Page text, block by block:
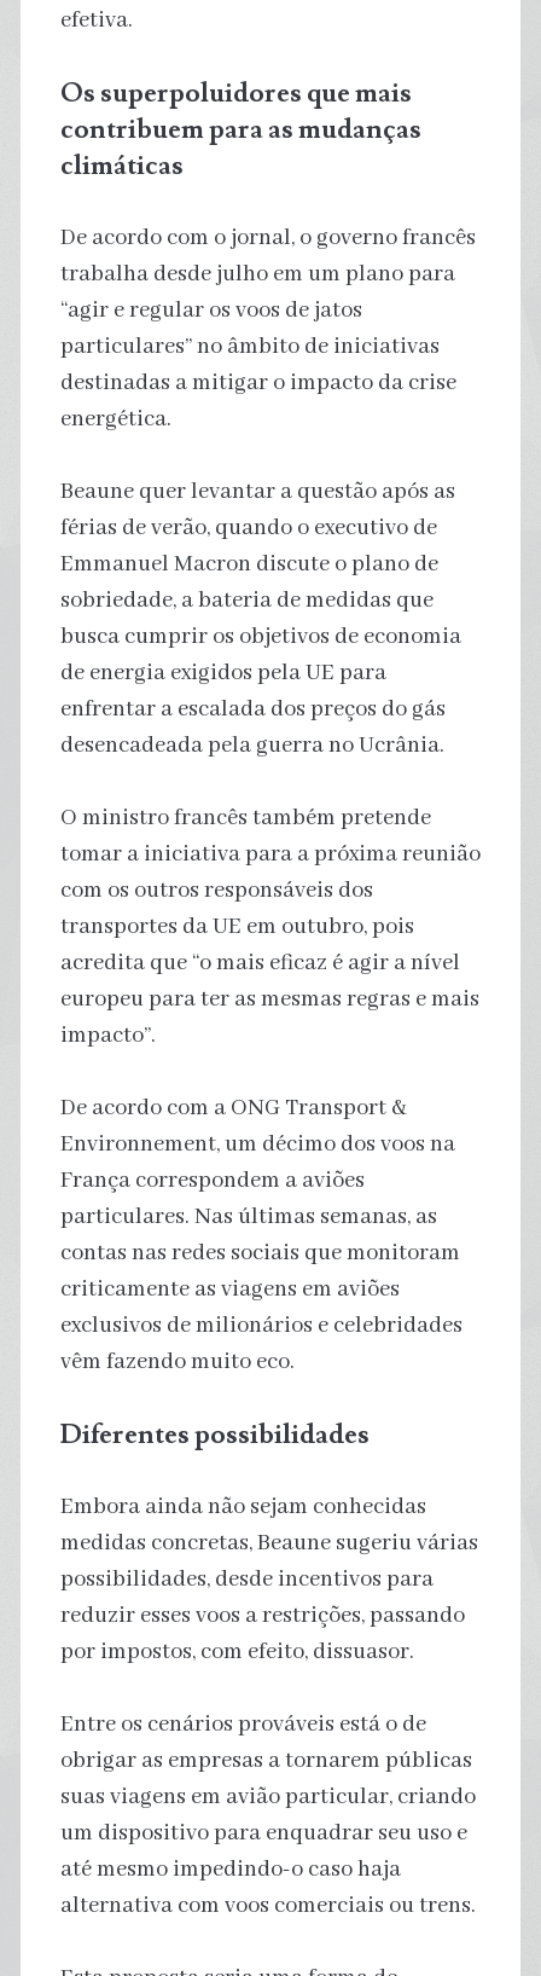
efetiva.
Os superpoluidores que mais
contribuem para as mudanças
climáticas
De acordo com o jornal, o governo francês
trabalha desde julho em um plano para
“agir e regular os voos de jatos
particulares” no âmbito de iniciativas
destinadas a mitigar o impacto da crise
energética.
Beaune quer levantar a questão após as
férias de verão, quando o executivo de
Emmanuel Macron discute o plano de
sobriedade, a bateria de medidas que
busca cumprir os objetivos de economia
de energia exigidos pela UE para
enfrentar a escalada dos preços do gás
desencadeada pela guerra no Ucrânia.
O ministro francês também pretende
tomar a iniciativa para a próxima reunião
com os outros responsáveis dos
transportes da UE em outubro, pois
acredita que “o mais eficaz é agir a nível
europeu para ter as mesmas regras e mais
impacto”.
De acordo com a ONG Transport &
Environnement, um décimo dos voos na
França correspondem a aviões
particulares. Nas últimas semanas, as
contas nas redes sociais que monitoram
criticamente as viagens em aviões
exclusivos de milionários e celebridades
vêm fazendo muito eco.
Diferentes possibilidades
Embora ainda não sejam conhecidas
medidas concretas, Beaune sugeriu várias
possibilidades, desde incentivos para
reduzir esses voos a restrições, passando
por impostos, com efeito, dissuasor.
Entre os cenários prováveis está o de
obrigar as empresas a tornarem públicas
suas viagens em avião particular, criando
um dispositivo para enquadrar seu uso e
até mesmo impedindo-o caso haja
alternativa com voos comerciais ou trens.